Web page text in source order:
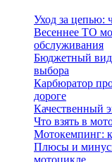
Уход за цепью:
Весеннее ТО
обслуживания
Бюджетный
выбора
Карбюратор
дороге
Качественный
Что взять в
Мотокемпинг:
Плюсы и